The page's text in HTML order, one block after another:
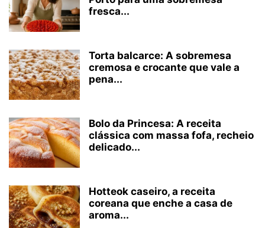
fresca...
Torta balcarce: A sobremesa
cremosa e crocante que vale a
pena...
Bolo da Princesa: A receita
clássica com massa fofa, recheio
delicado...
Hotteok caseiro, a receita
coreana que enche a casa de
aroma...